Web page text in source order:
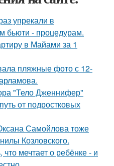
упрекали в
бьюти - процедурам.
в Майами за 1
пляжные фото с 12-
"Тело Дженнифер"
от подростковых
Самойлова тоже
Козловского.
мечтает о ребёнке - и